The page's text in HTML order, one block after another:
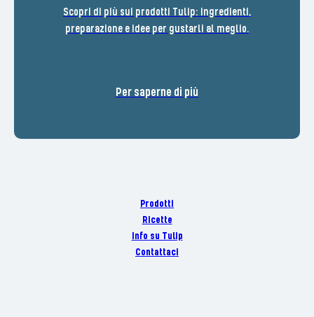
Scopri di più sui prodotti Tulip: ingredienti,
preparazione e idee per gustarli al meglio.
Per saperne di più
Prodotti
Ricette
Info su Tulip
Contattaci